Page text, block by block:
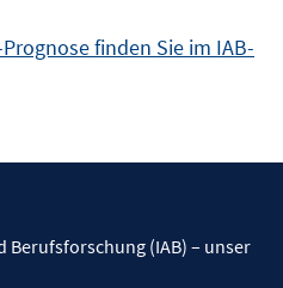
finden Sie im IAB-
(IAB) – unser